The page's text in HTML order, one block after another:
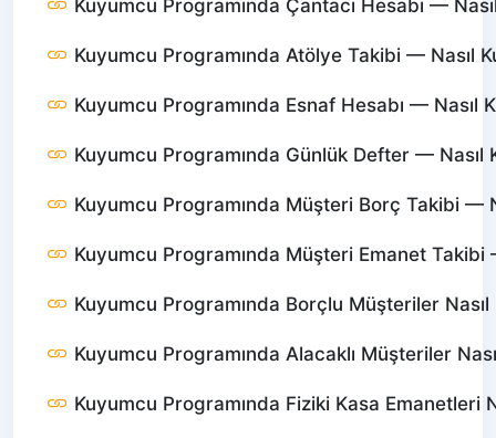
Kuyumcu Programında Çantacı Hesabı — Nasıl
Kuyumcu Programında Atölye Takibi — Nasıl
Kuyumcu Programında Esnaf Hesabı — Nasıl
Kuyumcu Programında Günlük Defter — Nasıl
Kuyumcu Programında Müşteri Borç Takibi —
Kuyumcu Programında Müşteri Emanet Takibi
Kuyumcu Programında Borçlu Müşteriler Nasıl
Kuyumcu Programında Alacaklı Müşteriler
Kuyumcu Programında Fiziki Kasa Emanetleri